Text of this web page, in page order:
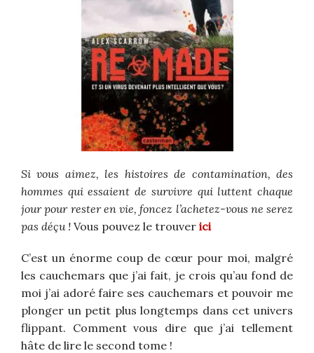
Si vous aimez, les histoires de contamination, des
hommes qui essaient de survivre qui luttent chaque
jour pour rester en vie, foncez l’achetez-vous ne serez
pas déçu ! Vous pouvez le trouver ici
C’est un énorme coup de cœur pour moi, malgré
les cauchemars que j’ai fait, je crois qu’au fond de
moi j’ai adoré faire ses cauchemars et pouvoir me
plonger un petit plus longtemps dans cet univers
flippant. Comment vous dire que j’ai tellement
hâte de lire le second tome !